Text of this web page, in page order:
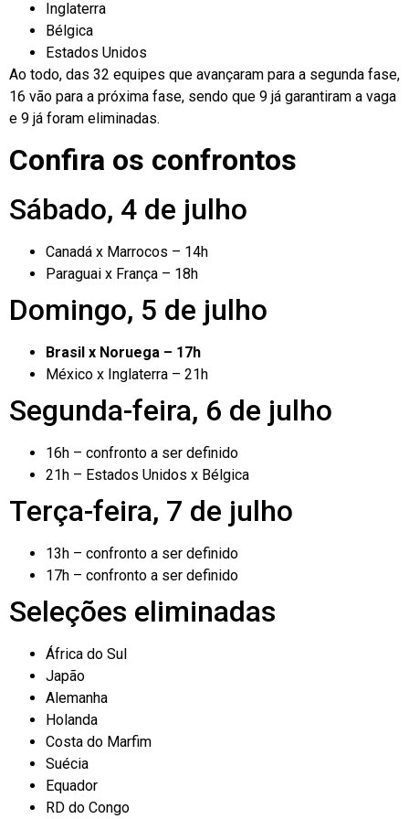
Inglaterra
Bélgica
Estados Unidos
Ao todo, das 32 equipes que avançaram para a segunda fase,
16 vão para a próxima fase, sendo que 9 já garantiram a vaga
e 9 já foram eliminadas.
Confira os confrontos
Sábado, 4 de julho
Canadá x Marrocos – 14h
Paraguai x França – 18h
Domingo, 5 de julho
Brasil x Noruega – 17h
México x Inglaterra – 21h
Segunda-feira, 6 de julho
16h – confronto a ser definido
21h – Estados Unidos x Bélgica
Terça-feira, 7 de julho
13h – confronto a ser definido
17h – confronto a ser definido
Seleções eliminadas
África do Sul
Japão
Alemanha
Holanda
Costa do Marfim
Suécia
Equador
RD do Congo